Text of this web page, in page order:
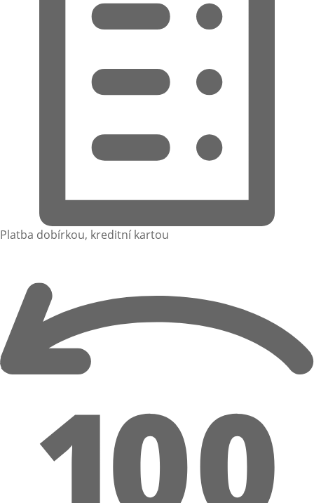
Platba dobírkou, kreditní kartou